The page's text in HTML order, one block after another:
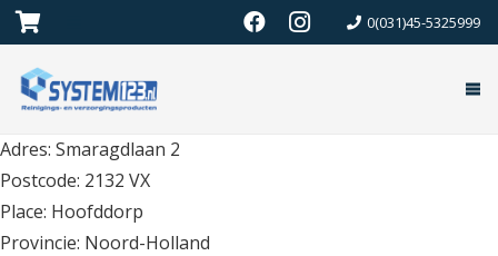
0(031)45-5325999
Adres: Smaragdlaan 2
Postcode: 2132 VX
Place: Hoofddorp
Provincie: Noord-Holland